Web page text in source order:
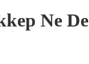
Ne